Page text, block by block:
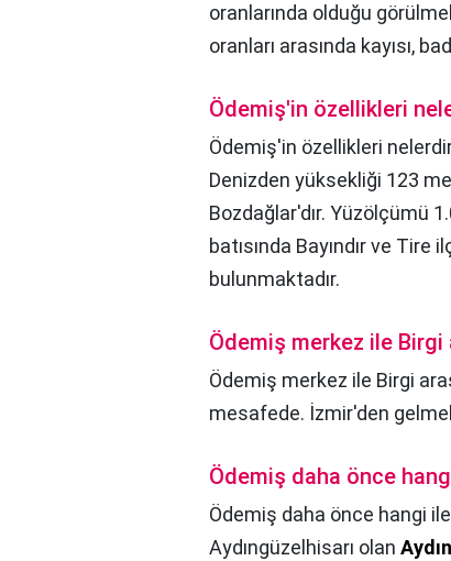
oranlarında olduğu
oranları arasında kayısı,
Ödemiş'in özellikleri
Ödemiş'in özellikleri
Denizden yüksekliği 123
Bozdağlar'dır. Yüzölçümü
batısında Bayındır ve
bulunmaktadır.
Ödemiş merkez ile Birgi
Ödemiş merkez ile Birgi
mesafede. İzmir'den
Ödemiş daha önce
Ödemiş daha önce hangi ile
Aydıngüzelhisarı olan